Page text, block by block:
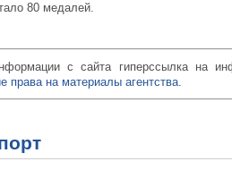
80 медалей.
с сайта гиперссылка на
права на материалы агентства.